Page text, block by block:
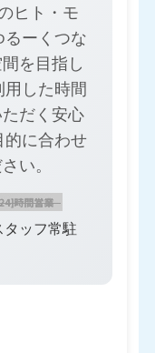
ヒト・モ
るーくつな
を目指し
した時間
だく安心
的に合わせ
い。